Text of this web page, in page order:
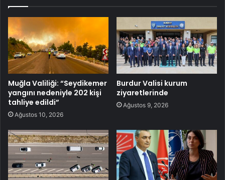
Muğla Valiliği: “Seydikemer
yangını nedeniyle 202 kişi
tahliye edildi”
Ağustos 10, 2026
Burdur Valisi kurum
ziyaretlerinde
Ağustos 9, 2026